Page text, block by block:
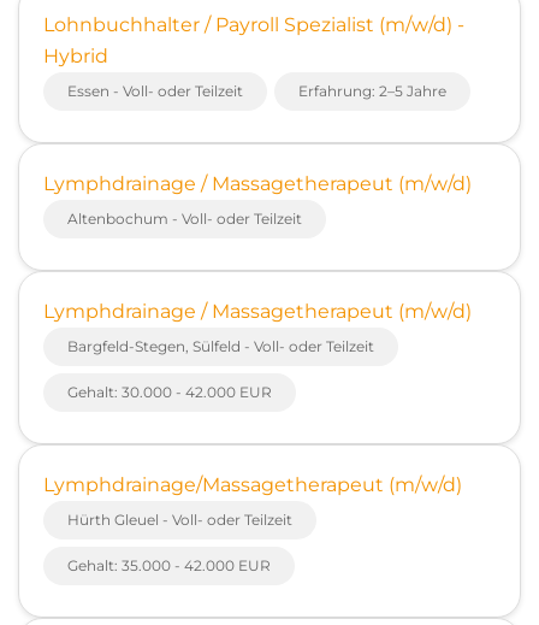
Lohnbuchhalter / Payroll Spezialist (m/w/d) -
Hybrid
Essen - Voll- oder Teilzeit Erfahrung: 2–5 Jahre
Lymphdrainage / Massagetherapeut (m/w/d)
Altenbochum - Voll- oder Teilzeit
Lymphdrainage / Massagetherapeut (m/w/d)
Bargfeld-Stegen, Sülfeld - Voll- oder Teilzeit
Gehalt: 30.000 - 42.000 EUR
Lymphdrainage/Massagetherapeut (m/w/d)
Hürth Gleuel - Voll- oder Teilzeit
Gehalt: 35.000 - 42.000 EUR